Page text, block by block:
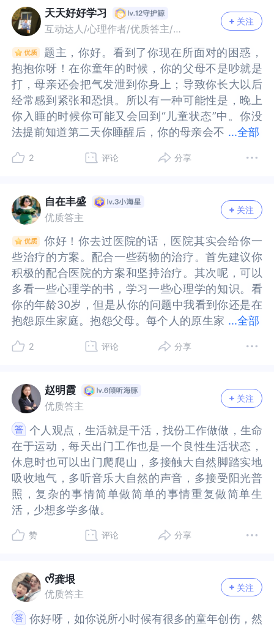
怀，找个合适的机会和爸爸妈妈一起聊聊曾经的童
年，并不是需要去问责谁，而是帮助我们更好的了
和往事和解。我们也可问问自己，“理想中的自己是
什么样子”？“他有哪些特质”？“现在的我和他有什么
样的差距”？“我如何做才能成为理想中的自己”？然
后可以夸夸自己的优点，积累自信的感觉。我们还
可寻求帮助，因为这件事情既然困扰着你，那么想
马上克服并不是一件简单的事情。试着找一个你信
任并一直给予你正面支持的亲友寻求倾诉，如果觉
着学会关爱自己，从善待自己的身体开始，告诉自
己我们已经长大，有力量也有能力保护自己，保护
自己的东西。可以去肯定和满足自己的需要，也可
去接纳和欣赏不完美的自己，别人的评价只是小插
曲。学着向内看，抱抱我们内心的小孩，成为自己
的内在父母，当我们内核稳定，我们会为自己找到
生命之眼，还有爱之眼，当然也有开心生活之眼。
推荐书：拥抱你的内在小孩
怀，找个合适的机会和爸爸妈妈一起聊聊曾经的童
年，并不是需要去问责谁，而是帮助我们更好的了
和往事和解。我们也可问问自己，“理想中的自己是
什么样子”？“他有哪些特质”？“现在的我和他有什么
样的差距”？“我如何做才能成为理想中的自己”？然
后可以夸夸自己的优点，积累自信的感觉。我们还
可寻求帮助，因为这件事情既然困扰着你，那么想
马上克服并不是一件简单的事情。试着找一个你信
任并一直给予你正面支持的亲友寻求倾诉，如果觉
着学会关爱自己，从善待自己的身体开始，告诉自
己我们已经长大，有力量也有能力保护自己，保护
自己的东西。可以去肯定和满足自己的需要，也可
去接纳和欣赏不完美的自己，别人的评价只是小插
曲。学着向内看，抱抱我们内心的小孩，成为自己
的内在父母，当我们内核稳定，我们会为自己找到
生命之眼，还有爱之眼，当然也有开心生活之眼。
推荐书：拥抱你的内在小孩
惧，但如果不接受可能会让我们为了逃避找理由，
题主或许可以允许自己失败。我其实和题主一样，
但也会因为工作需要被推着走一些事情，边恐惧边
行动，我会给自己一个心理暗示，如果一遍不行就
两遍，题主或许也可以试试。认识到会抑郁焦虑，
或许是因为对自己有期待，当理想自我与现实自我
差异太大时，或许容易让自己陷入拧巴，试着与自
己和解，或许会让题主松弛一些。告诉自己糟糕的
开始是成功的三分之一，而不行动就没有成功的可
工作养活自己和回避工作哪个对自己的负面影响更
大，承担决策后的风险，会让题主更加坚定。告诉
当情绪来袭时或许可以试着允许自己接受它，并寻
找缓解这种情绪的方式，或许会让题主更松弛。推
荐阅读《伯恩斯焦虑自助疗法》，《我真的很
棒》。如想继续交流，可关注我的个人主页，“心探
服务”。祝好！
如果不接受可能会让我们为了逃避找理由，题主或
许可以允许自己失败。我其实和题主一样，一紧张
因为工作需要被推着走一些事情，边恐惧边行动，
我会给自己一个心理暗示，如果一遍不行就两遍，
题主或许也可以试试。认识到会抑郁焦虑，或许是
因为对自己有期待，当理想自我与现实自我差异太
大时，或许容易让自己陷入拧巴，试着与自己和
解，或许会让题主松弛一些。告诉自己糟糕的开始
是成功的三分之一，而不行动就没有成功的可能，
养活自己和回避工作哪个对自己的负面影响更大，
承担决策后的风险，会让题主更加坚定。告诉自己
绪来袭时或许可以试着允许自己接受它，并寻找缓
解这种情绪的方式，或许会让题主更松弛。推荐阅
读《伯恩斯焦虑自助疗法》，《我真的很棒》。如
想继续交流，可关注我的个人主页，“心探服务”。
祝好！
专注呼吸，不去跟着吓人的念头胡思乱想。心里反
复告诉自己，这只是神经紧张，我此刻很安全，没
有危险。不用逼自己马上入睡，先放松身体就好。
关于工作，现阶段不要勉强找正常上班的工作。你
抗压能力太弱，外界压力会直接加重失眠和恐惧，
陷入恶性循环。也不要一直完全封闭在家，独处越
久思绪越容易陷进恐惧里。可以先找极低压力、人
际简单、事情轻松的小事慢慢做，先恢复生活节
奏，稳住情绪睡眠，安全感稍微回来一点，再慢慢
考虑正式工作。你不用苛责自己，不用着急追赶别
人，先顾好自己的情绪就够了。
吸，不去跟着吓人的念头胡思乱想。心里反复告诉
自己，这只是神经紧张，我此刻很安全，没有危
险。不用逼自己马上入睡，先放松身体就好。关于
工作，现阶段不要勉强找正常上班的工作。你抗压
能力太弱，外界压力会直接加重失眠和恐惧，陷入
恶性循环。也不要一直完全封闭在家，独处越久思
绪越容易陷进恐惧里。可以先找极低压力、人际简
单、事情轻松的小事慢慢做，先恢复生活节奏，稳
住情绪睡眠，安全感稍微回来一点，再慢慢考虑正
式工作。你不用苛责自己，不用着急追赶别人，先
顾好自己的情绪就够了。
天天好好学习
互动达人/心理作者/优质答主/故事达人
关注
...全部
题主，你好。看到了你现在所面对的困惑，
抱抱你呀！在你童年的时候，你的父母不是吵就是
打，母亲还会把气发泄到你身上；导致你长大以后
经常感到紧张和恐惧。所以有一种可能性是，晚上
你入睡的时候你可能又会回到“儿童状态”中。你没
法提前知道第二天你睡醒后，你的母亲会不
小时候“儿童状态”中的自己又不一样了。譬如：个
内心也更加的有力量了。所以现在当晚上入睡时你
小时候的自己又冒出来时，你可以尝试这样对自己
说：“孩子你辛苦了，但是你知道吗现在的自己已经
长大成人了，有足够强大的力量不再让别人伤害自
己；譬如：父母吵架打骂的声音。”然后再对自己
说：“小时候的自己每天入睡时都是担惊受怕的，那
时候的自己一定很无助及害怕，这些情绪自己都已
经看见了；现在长大了的自己愿意陪着那个小时候
的自己因为原生家庭创伤所导致的伤痕累累的身
边，直到自己完全被疗愈为止。”有需要的话，可以
求助于专业的心理咨询师；让她帮你处理一下你
一些更好的建议。你去医院里，医生诊断说你有抑
郁焦虑；那么有开药给你吗。如果有的话，你一定
周一次的心理治疗，效果会更为好一些。因为如果
没有开药，你只需要做心理咨询就可以了。因为心
理咨询师，她并不能给你调整你用药的剂量；只有
心理治疗师可以这么做。书籍方面，推荐你阅读
（拥抱内在的小孩）。另外一本你可以阅读的书籍
是：（蛤蟆先生去看心理医生）。你可以尝试找份
工作干干，并不一定是需要去单位里上班的那种；
祝福题主你现在所面对的问题，能够早日得到一个
有效的解决。现在我能想到的，就以上这些了。希
望我以上的回答对题主你有所帮助及启发。我是答
抱抱你呀！在你童年的时候，你的父母不是吵就是
打，母亲还会把气发泄到你身上；导致你长大以后
经常感到紧张和恐惧。所以有一种可能性是，晚上
你入睡的时候你可能又会回到“儿童状态”中。你没
法提前知道第二天你睡醒后，你的母亲会不会又来
候“儿童状态”中的自己又不一样了。譬如：个子比
也更加的有力量了。所以现在当晚上入睡时你小时
候的自己又冒出来时，你可以尝试这样对自己
说：“孩子你辛苦了，但是你知道吗现在的自己已经
长大成人了，有足够强大的力量不再让别人伤害自
己；譬如：父母吵架打骂的声音。”然后再对自己
说：“小时候的自己每天入睡时都是担惊受怕的，那
时候的自己一定很无助及害怕，这些情绪自己都已
经看见了；现在长大了的自己愿意陪着那个小时候
的自己因为原生家庭创伤所导致的伤痕累累的身
边，直到自己完全被疗愈为止。”有需要的话，可以
求助于专业的心理咨询师；让她帮你处理一下你
一些更好的建议。你去医院里，医生诊断说你有抑
郁焦虑；那么有开药给你吗。如果有的话，你一定
周一次的心理治疗，效果会更为好一些。因为如果
没有开药，你只需要做心理咨询就可以了。因为心
理咨询师，她并不能给你调整你用药的剂量；只有
心理治疗师可以这么做。书籍方面，推荐你阅读
（拥抱内在的小孩）。另外一本你可以阅读的书籍
是：（蛤蟆先生去看心理医生）。你可以尝试找份
工作干干，并不一定是需要去单位里上班的那种；
祝福题主你现在所面对的问题，能够早日得到一个
有效的解决。现在我能想到的，就以上这些了。希
望我以上的回答对题主你有所帮助及启发。我是答
2 评论 分享
自在丰盛
优质答主
关注
...全部
你好！你去过医院的话，医院其实会给你一
些治疗的方案。配合一些药物的治疗。首先建议你
积极的配合医院的方案和坚持治疗。其次呢，可以
多看一些心理学的书，学习一些心理学的知识。看
你的年龄30岁，但是从你的问题中我看到你还是在
抱怨原生家庭。抱怨父母。每个人的原生家
么看待自己的原生家庭？心理学上说，其实有抱怨
长大。30岁，我们可以为自己的人生负责。你想要
怎样的一个生活？你想要做一份什么样的工作，你
可以自己决定。你是有选择权的。你选择怎样面对
你的父母，怎样面对你现在的状况，怎样面对你的
原生家庭，怎样面对你目前的处境？可以时常问自
己，我怎样做可以更好？那我该不该找一份工作改
一下？我怎样做可以找到一份更好的工作？或者是
我工作更好，还是休息更好？你感受一下这几句
话。你有不同的感受吗？人生没有标准答案。人生
的每一个困惑也是没有标准答案的。建议你去寻
找。
些治疗的方案。配合一些药物的治疗。首先建议你
积极的配合医院的方案和坚持治疗。其次呢，可以
多看一些心理学的书，学习一些心理学的知识。看
你的年龄30岁，但是从你的问题中我看到你还是在
抱怨原生家庭。抱怨父母。每个人的原生家庭都是
自己的原生家庭？心理学上说，其实有抱怨委屈，
0岁，我们可以为自己的人生负责。你想要怎样的一
个生活？你想要做一份什么样的工作，你可以自己
决定。你是有选择权的。你选择怎样面对你的父
母，怎样面对你现在的状况，怎样面对你的原生家
庭，怎样面对你目前的处境？可以时常问自己，我
怎样做可以更好？那我该不该找一份工作改一下？
我怎样做可以找到一份更好的工作？或者是我工作
更好，还是休息更好？你感受一下这几句话。你有
不同的感受吗？人生没有标准答案。人生的每一个
困惑也是没有标准答案的。建议你去寻找。
2 评论 分享
赵明霞
优质答主
关注
个人观点，生活就是干活，找份工作做做，生命
在于运动，每天出门工作也是一个良性生活状态，
休息时也可以出门爬爬山，多接触大自然脚踏实地
吸收地气，多听音乐大自然的声音，多接受阳光普
照，复杂的事情简单做简单的事情重复做简单生
活，少想多学多做。
个人观点，生活就是干活，找份工作做做，生命
在于运动，每天出门工作也是一个良性生活状态，
休息时也可以出门爬爬山，多接触大自然脚踏实地
吸收地气，多听音乐大自然的声音，多接受阳光普
照，复杂的事情简单做简单的事情重复做简单生
活，少想多学多做。
赞 评论 分享
ᰔᩚ龚垠
优质答主
关注
你好呀，如你说所小时候有很多的童年创伤，然
你好呀，如你说所小时候有很多的童年创伤，然